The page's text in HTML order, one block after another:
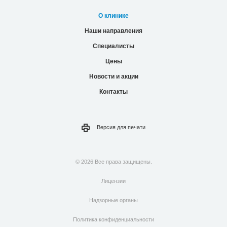
О клинике
Наши направления
Специалисты
Цены
Новости и акции
Контакты
Версия для печати
© 2026 Все права защищены.
Лицензии
Надзорные органы
Политика конфиденциальности